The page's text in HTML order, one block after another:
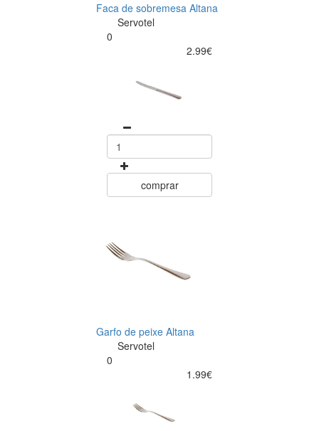
Faca de sobremesa Altana
Servotel
0
2.99€
comprar
Garfo de peixe Altana
Servotel
0
1.99€